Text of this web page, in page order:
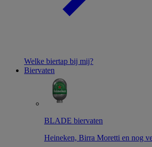
Welke biertap bij mij?
Biervaten
BLADE biervaten
Heineken, Birra Moretti en nog